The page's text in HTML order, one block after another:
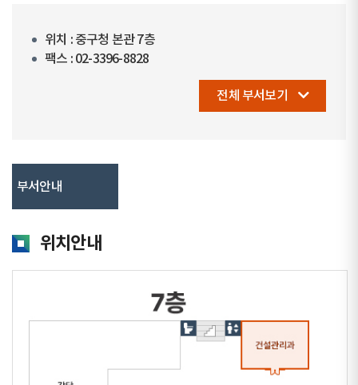
위치 : 중구청 본관 7층
팩스 : 02-3396-8828
전체 부서보기
부서안내
위치안내